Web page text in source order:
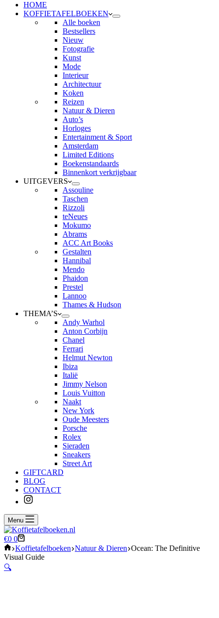
HOME
KOFFIETAFELBOEKEN
Alle boeken
Bestsellers
Nieuw
Fotografie
Kunst
Mode
Interieur
Architectuur
Koken
Reizen
Natuur & Dieren
Auto’s
Horloges
Entertainment & Sport
Amsterdam
Limited Editions
Boekenstandaards
Binnenkort verkrijgbaar
UITGEVERS
Assouline
Taschen
Rizzoli
teNeues
Mokumo
Abrams
ACC Art Books
Gestalten
Hannibal
Mendo
Phaidon
Prestel
Lannoo
Thames & Hudson
THEMA’S
Andy Warhol
Anton Corbijn
Chanel
Ferrari
Helmut Newton
Ibiza
Italië
Jimmy Nelson
Louis Vuitton
Naakt
New York
Oude Meesters
Porsche
Rolex
Sieraden
Sneakers
Street Art
GIFTCARD
BLOG
CONTACT
Menu
Winkelwagen
€0 0
Home
Koffietafelboeken Natuur & Dieren Ocean: The Definitive
Visual Guide
🔍